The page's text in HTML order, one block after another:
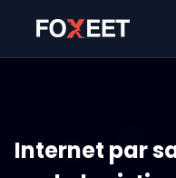
Internet par